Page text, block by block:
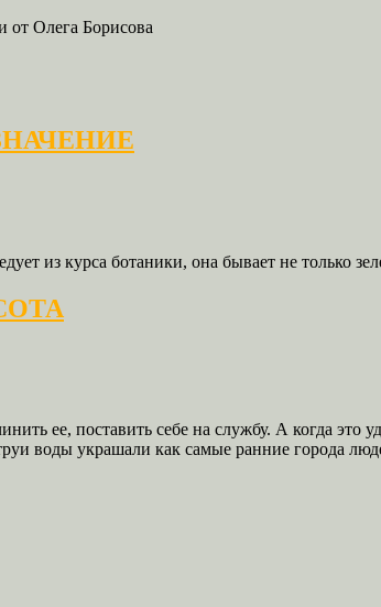
от Олега Борисова
из курса ботаники, она бывает не только
ее, поставить себе на службу. А когда это
воды украшали как самые ранние города